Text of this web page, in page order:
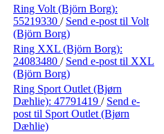
Ring Volt (Björn Borg):
55219330 / Send e-post til Volt
(Björn Borg)
Ring XXL (Björn Borg):
24083480 / Send e-post til XXL
(Björn Borg)
Ring Sport Outlet (Bjørn
Dæhlie): 47791419 / Send e-
post til Sport Outlet (Bjørn
Dæhlie)